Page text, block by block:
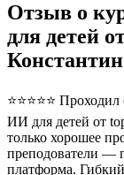
Отзыв о
для детей
Константин
⭐⭐⭐⭐⭐
ИИ для детей от
только хорошее
преподователи —
платформа.